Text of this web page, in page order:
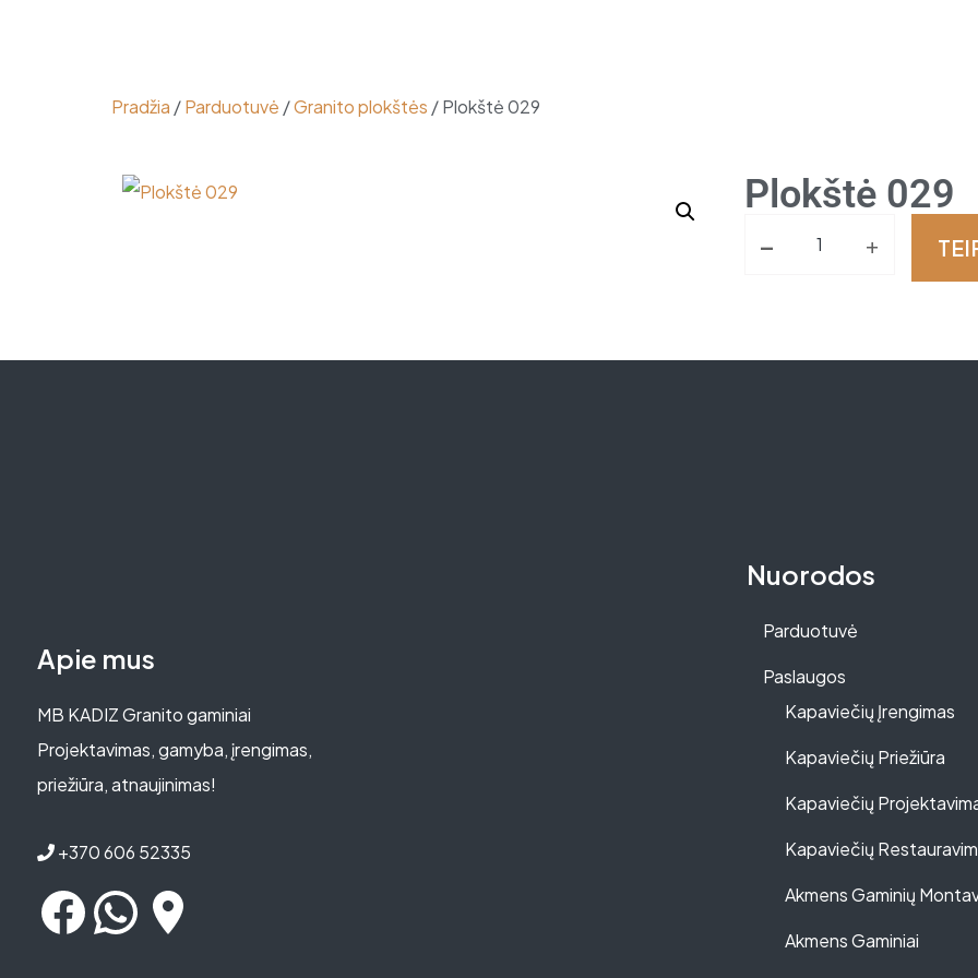
Pradžia /Parduotuvė /Granito plokštės / Plokštė 029
Plokštė 029
- +
Apie mus
MB KADIZ Granito gaminiai
Projektavimas, gamyba, įrengimas,
priežiūra, atnaujinimas!
+370 606 52335
Nuorodos
Parduotuvė
Paslaugos
Kapaviečių Įrengimas
Kapaviečių Priežiūra
Kapaviečių
Kapaviečių
Akmens Gaminių
Akmens Gaminiai